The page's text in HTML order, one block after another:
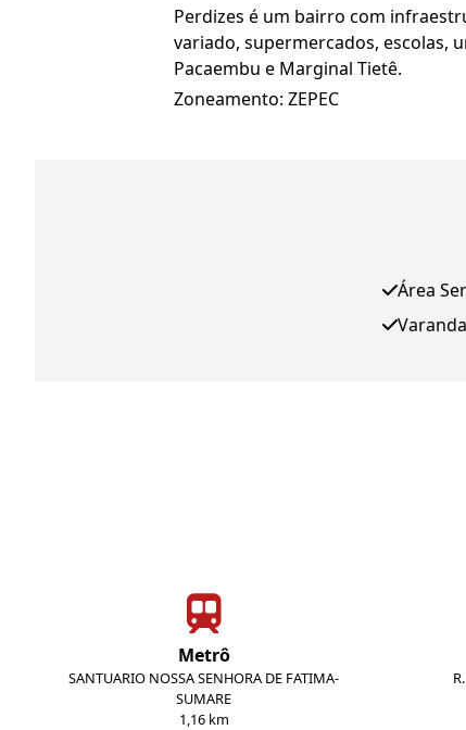
Perdizes é um bairro com
variado, supermercados, escolas,
Pacaembu e Marginal Tietê.
Zoneamento: ZEPEC
Área
Varanda
Metrô
SANTUARIO NOSSA SENHORA DE FATIMA-
SUMARE
1,16 km